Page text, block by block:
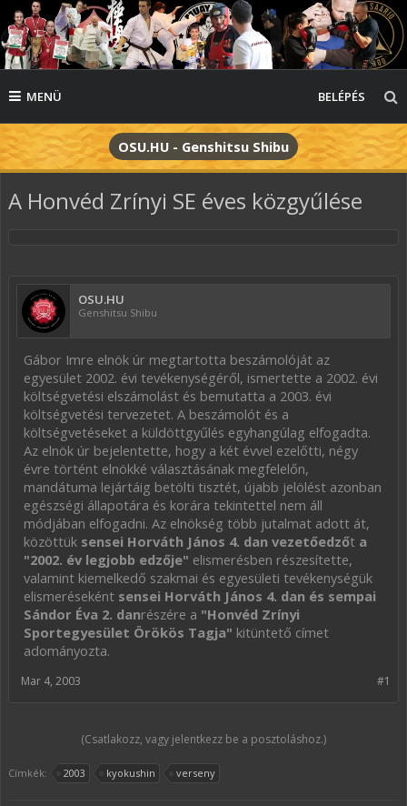
MENÜ BELÉPÉS
OSU.HU - Genshitsu Shibu
A Honvéd Zrínyi SE éves közgyűlése
OSU.HU
Genshitsu Shibu
Gábor Imre elnök úr megtartotta beszámolóját az
egyesület 2002. évi tevékenységéről, ismertette a 2002. évi
költségvetési elszámolást és bemutatta a 2003. évi
költségvetési tervezetet. A beszámolót és a
költségvetéseket a küldöttgyűlés egyhangúlag elfogadta.
Az elnök úr bejelentette, hogy a két évvel ezelőtti, négy
évre történt elnökké választásának megfelelőn,
mandátuma lejártáig betölti tisztét, újabb jelölést azonban
egészségi állapotára és korára tekintettel nem áll
módjában elfogadni. Az elnökség több jutalmat adott át,
közöttük sensei Horváth János 4. dan vezetőedzőt a
"2002. év legjobb edzője" elismerésben részesítette,
valamint kiemelkedő szakmai és egyesületi tevékenységük
elismeréseként sensei Horváth János 4. dan és sempai
Sándor Éva 2. danrészére a "Honvéd Zrínyi
Sportegyesület Örökös Tagja" kitüntető címet
adományozta.
#1
Mar 4, 2003
(Csatlakozz, vagy jelentkezz be a posztoláshoz.)
Címkék: 2003 kyokushin verseny